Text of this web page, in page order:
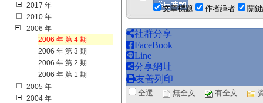
2017 年
2010 年
2006 年
2006 年 第 4 期
2006 年 第 3 期
2006 年 第 2 期
2006 年 第 1 期
2005 年
2004 年
文章標題
作者譯者 關
社群分享
FaceBook
Line
分享網址
友善列印
全選 無全文 有全文